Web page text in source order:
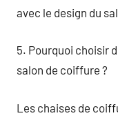
avec le design du
5. Pourquoi choisir
salon de coiffure ?
Les chaises de